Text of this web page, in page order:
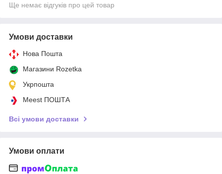
Ще немає відгуків про цей товар
Умови доставки
Нова Пошта
Магазини Rozetka
Укрпошта
Meest ПОШТА
Всі умови доставки
Умови оплати